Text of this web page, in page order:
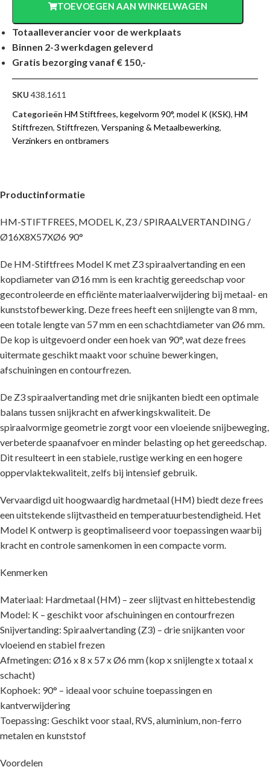
TOEVOEGEN AAN WINKELWAGEN
Totaalleverancier voor de werkplaats
Binnen 2-3 werkdagen geleverd
Gratis bezorging vanaf € 150,-
SKU 438.1611
Categorieën HM Stiftfrees, kegelvorm 90°, model K (KSK), HM
Stiftfrezen, Stiftfrezen, Verspaning & Metaalbewerking,
Verzinkers en ontbramers
Productinformatie
HM-STIFTFREES, MODEL K, Z3 / SPIRAALVERTANDING /
Ø16X8X57XØ6 90°
De HM-Stiftfrees Model K met Z3 spiraalvertanding en een
kopdiameter van Ø16 mm is een krachtig gereedschap voor
gecontroleerde en efficiënte materiaalverwijdering bij metaal- en
kunststofbewerking. Deze frees heeft een snijlengte van 8 mm,
een totale lengte van 57 mm en een schachtdiameter van Ø6 mm.
De kop is uitgevoerd onder een hoek van 90°, wat deze frees
uitermate geschikt maakt voor schuine bewerkingen,
afschuiningen en contourfrezen.
De Z3 spiraalvertanding met drie snijkanten biedt een optimale
balans tussen snijkracht en afwerkingskwaliteit. De
spiraalvormige geometrie zorgt voor een vloeiende snijbeweging,
verbeterde spaanafvoer en minder belasting op het gereedschap.
Dit resulteert in een stabiele, rustige werking en een hogere
oppervlaktekwaliteit, zelfs bij intensief gebruik.
Vervaardigd uit hoogwaardig hardmetaal (HM) biedt deze frees
een uitstekende slijtvastheid en temperatuurbestendigheid. Het
Model K ontwerp is geoptimaliseerd voor toepassingen waarbij
kracht en controle samenkomen in een compacte vorm.
Kenmerken
Materiaal: Hardmetaal (HM) – zeer slijtvast en hittebestendig
Model: K – geschikt voor afschuiningen en contourfrezen
Snijvertanding: Spiraalvertanding (Z3) – drie snijkanten voor
vloeiend en stabiel frezen
Afmetingen: Ø16 x 8 x 57 x Ø6 mm (kop x snijlengte x totaal x
schacht)
Kophoek: 90° – ideaal voor schuine toepassingen en
kantverwijdering
Toepassing: Geschikt voor staal, RVS, aluminium, non-ferro
metalen en kunststof
Voordelen